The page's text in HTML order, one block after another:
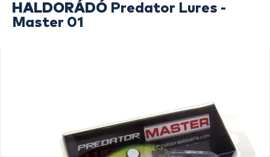
HALDORÁDÓ Predator Lures -
Master 01